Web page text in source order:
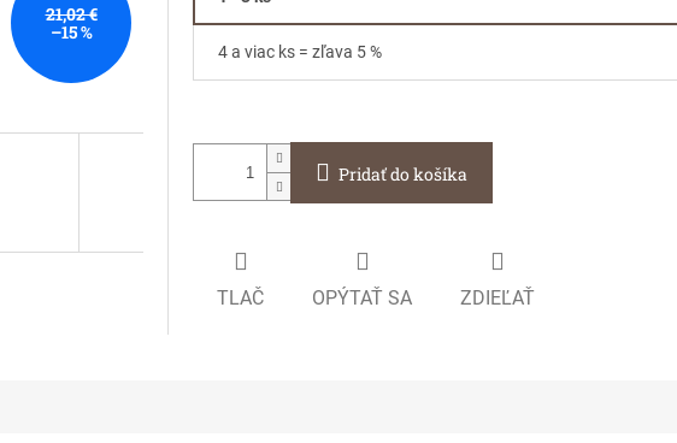
21,02 €
–15 %
4 a viac ks = zľava 5 %
Pridať do košíka
TLAČ OPÝTAŤ SA ZDIEĽAŤ